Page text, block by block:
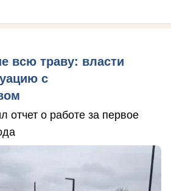
всю траву: власти
с
отчет о работе за первое